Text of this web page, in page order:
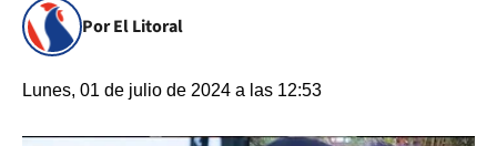
Por El Litoral
Lunes, 01 de julio de 2024 a las 12:53